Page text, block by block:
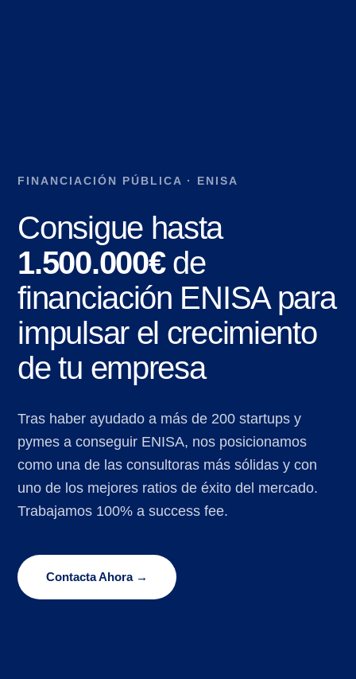
FINANCIACIÓN PÚBLICA · ENISA
Consigue hasta
1.500.000€de
financiación ENISA para
impulsar el crecimiento
de tu empresa
Tras haber ayudado a más de 200 startups y
pymes a conseguir ENISA, nos posicionamos
como una de las consultoras más sólidas y con
uno de los mejores ratios de éxito del mercado.
Trabajamos 100% a success fee.
Contacta Ahora →